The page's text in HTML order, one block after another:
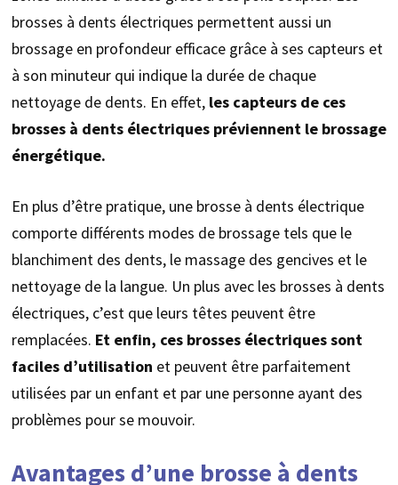
brosses à dents électriques permettent aussi un
brossage en profondeur efficace grâce à ses capteurs et
à son minuteur qui indique la durée de chaque
nettoyage de dents. En effet,les capteurs de ces
brosses à dents électriques préviennent le brossage
énergétique.
En plus d’être pratique, une brosse à dents électrique
comporte différents modes de brossage tels que le
blanchiment des dents, le massage des gencives et le
nettoyage de la langue. Un plus avec les brosses à dents
électriques, c’est que leurs têtes peuvent être
remplacées. Et enfin, ces brosses électriques sont
faciles d’utilisation et peuvent être parfaitement
utilisées par un enfant et par une personne ayant des
problèmes pour se mouvoir.
Avantages d’une brosse à dents